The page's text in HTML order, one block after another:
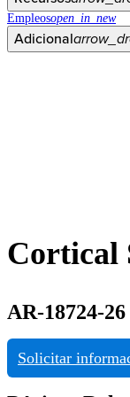
Empleosopen_in_new
Adicional
Cortical
AR-18724-26
Solicitar